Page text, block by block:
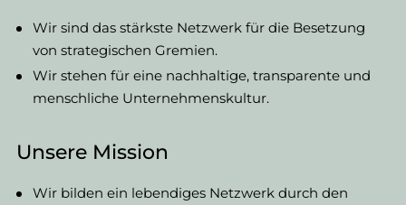
​Wir sind das stärkste Netzwerk für die Besetzung
von strategischen Gremien.
Wir stehen für eine nachhaltige, transparente und
menschliche Unternehmenskultur.
Unsere Mission
​Wir bilden ein lebendiges Netzwerk durch den